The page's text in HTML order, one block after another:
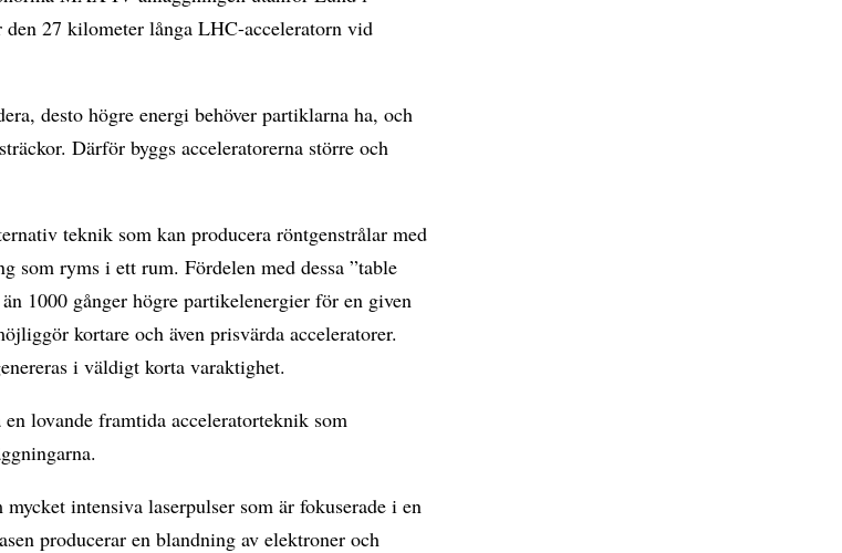
den 27 kilometer långa LHC-acceleratorn vid
desto högre energi behöver partiklarna ha, och
Därför byggs acceleratorerna större och
teknik som kan producera röntgenstrålar med
som ryms i ett rum. Fördelen med dessa ”table
1000 gånger högre partikelenergier för en given
kortare och även prisvärda acceleratorer.
i väldigt korta varaktighet.
lovande framtida acceleratorteknik som
intensiva laserpulser som är fokuserade i en
producerar en blandning av elektroner och